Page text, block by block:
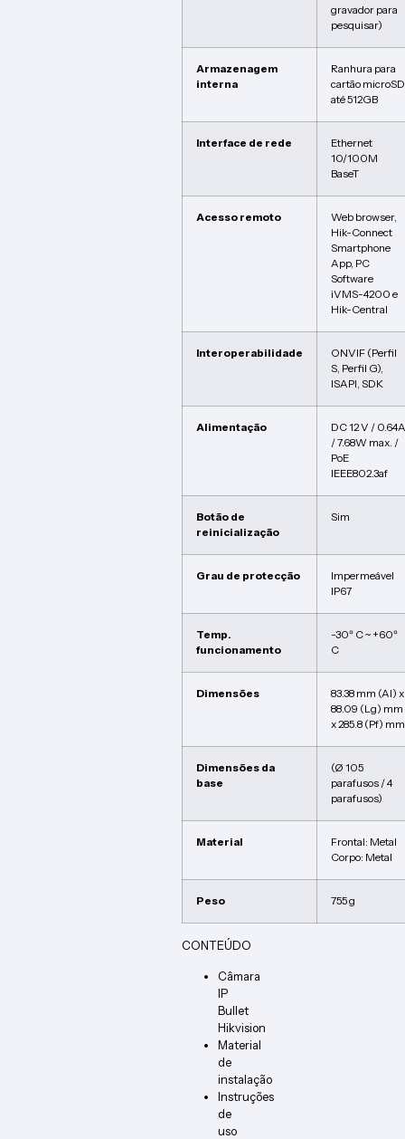
gravador para
pesquisar)
Armazenagem
interna
Ranhura para
cartão microSD
até 512GB
Interface de rede
Ethernet
10/100M
BaseT
Acesso remoto
Web browser,
Hik-Connect
Smartphone
App, PC
Software
iVMS-4200 e
Hik-Central
Interoperabilidade
ONVIF (Perfil
S, Perfil G),
ISAPI, SDK
Alimentação
DC 12 V / 0.64A
/ 7.68W max. /
PoE
IEEE802.3af
Botão de
reinicialização
Sim
Grau de protecção
Impermeável
IP67
Temp.
funcionamento
-30º C ~ +60º
C
Dimensões
83.38 mm (Al) x
88.09 (Lg) mm
x 285.8 (Pf) mm
Dimensões da
base
(Ø 105
parafusos / 4
parafusos)
Material
Frontal: Metal
Corpo: Metal
Peso 755 g
CONTEÚDO
Câmara
IP
Bullet
Hikvision
Material
de
instalação
Instruções
de
uso